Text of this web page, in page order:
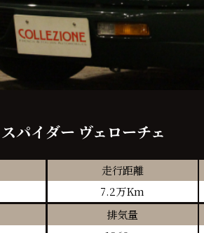
パイダー ヴェローチェ
走行距離
7.2万Km
排気量